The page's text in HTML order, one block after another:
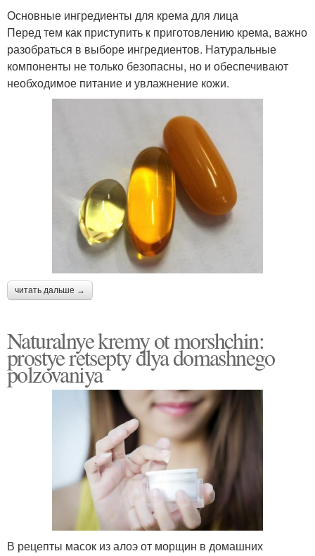
Основные ингредиенты для крема для лица
Перед тем как приступить к приготовлению крема, важно
разобраться в выборе ингредиентов. Натуральные
компоненты не только безопасны, но и обеспечивают
необходимое питание и увлажнение кожи.
читать дальше →
Naturalnye kremy ot morshchin:
prostye retsepty dlya domashnego
polzovaniya
В рецепты масок из алоэ от морщин в домашних